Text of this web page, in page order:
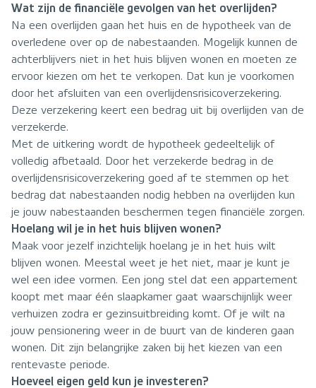
Wat zijn de financiële gevolgen van het overlijden?
Na een overlijden gaan het huis en de hypotheek van de
overledene over op de nabestaanden. Mogelijk kunnen de
achterblijvers niet in het huis blijven wonen en moeten ze
ervoor kiezen om het te verkopen. Dat kun je voorkomen
door het afsluiten van een overlijdensrisicoverzekering.
Deze verzekering keert een bedrag uit bij overlijden van de
verzekerde.
Met de uitkering wordt de hypotheek gedeeltelijk of
volledig afbetaald. Door het verzekerde bedrag in de
overlijdensrisicoverzekering goed af te stemmen op het
bedrag dat nabestaanden nodig hebben na overlijden kun
je jouw nabestaanden beschermen tegen financiële zorgen.
Hoelang wil je in het huis blijven wonen?
Maak voor jezelf inzichtelijk hoelang je in het huis wilt
blijven wonen. Meestal weet je het niet, maar je kunt je
wel een idee vormen. Een jong stel dat een appartement
koopt met maar één slaapkamer gaat waarschijnlijk weer
verhuizen zodra er gezinsuitbreiding komt. Of je wilt na
jouw pensionering weer in de buurt van de kinderen gaan
wonen. Dit zijn belangrijke zaken bij het kiezen van een
rentevaste periode.
Hoeveel eigen geld kun je investeren?